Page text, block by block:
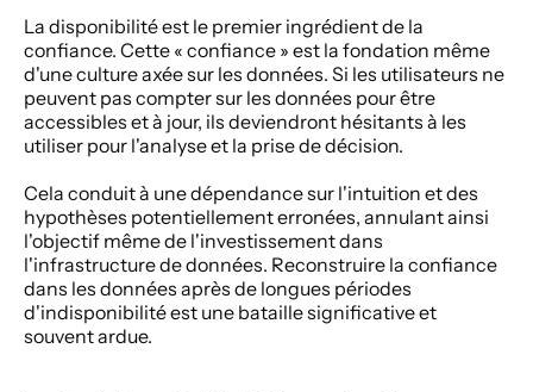
La disponibilité est le premier ingrédient de la
confiance. Cette « confiance » est la fondation même
d'une culture axée sur les données. Si les utilisateurs ne
peuvent pas compter sur les données pour être
accessibles et à jour, ils deviendront hésitants à les
utiliser pour l'analyse et la prise de décision.
Cela conduit à une dépendance sur l'intuition et des
hypothèses potentiellement erronées, annulant ainsi
l'objectif même de l'investissement dans
l'infrastructure de données. Reconstruire la confiance
dans les données après de longues périodes
d'indisponibilité est une bataille significative et
souvent ardue.